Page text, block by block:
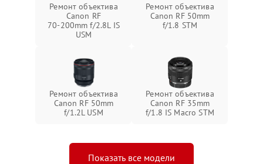
Ремонт объектива
Canon RF
70‑200mm f/2.8L IS
USM
Ремонт объектива
Canon RF 50mm
f/1.8 STM
Ремонт объектива
Canon RF 50mm
f/1.2L USM
Ремонт объектива
Canon RF 35mm
f/1.8 IS Macro STM
Показать все модели